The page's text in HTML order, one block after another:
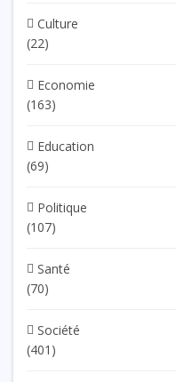
Culture
(22)
Economie
(163)
Education
(69)
Politique
(107)
Santé
(70)
Société
(401)